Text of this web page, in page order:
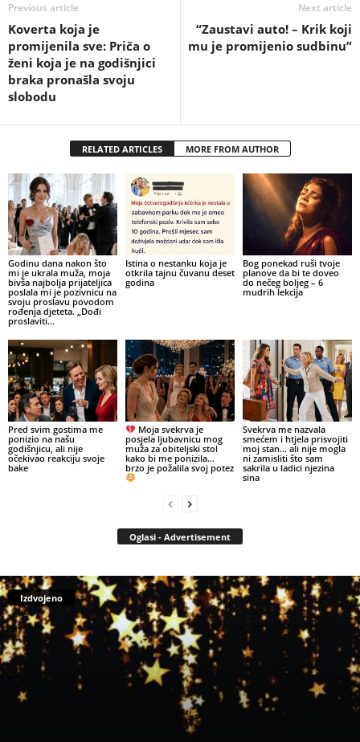
Previous article
Koverta koja je
promijenila sve: Priča o
ženi koja je na godišnjici
braka pronašla svoju
slobodu
Next article
“Zaustavi auto! – Krik koji
mu je promijenio sudbinu”
RELATED ARTICLES MORE FROM AUTHOR
Godinu dana nakon što
mi je ukrala muža, moja
bivša najbolja prijateljica
poslala mi je pozivnicu na
svoju proslavu povodom
rođenja djeteta. „Dođi
proslaviti...
Istina o nestanku koja je
otkrila tajnu čuvanu deset
godina
Bog ponekad ruši tvoje
planove da bi te doveo
do nečeg boljeg – 6
mudrih lekcija
Pred svim gostima me
ponizio na našu
godišnjicu, ali nije
očekivao reakciju svoje
bake
Moja svekrva je
posjela ljubavnicu mog
muža za obiteljski stol
kako bi me ponizila…
brzo je požalila svoj potez
Svekrva me nazvala
smećem i htjela prisvojiti
moj stan… ali nije mogla
ni zamisliti što sam
sakrila u ladici njezina
sina
Oglasi - Advertisement
Izdvojeno